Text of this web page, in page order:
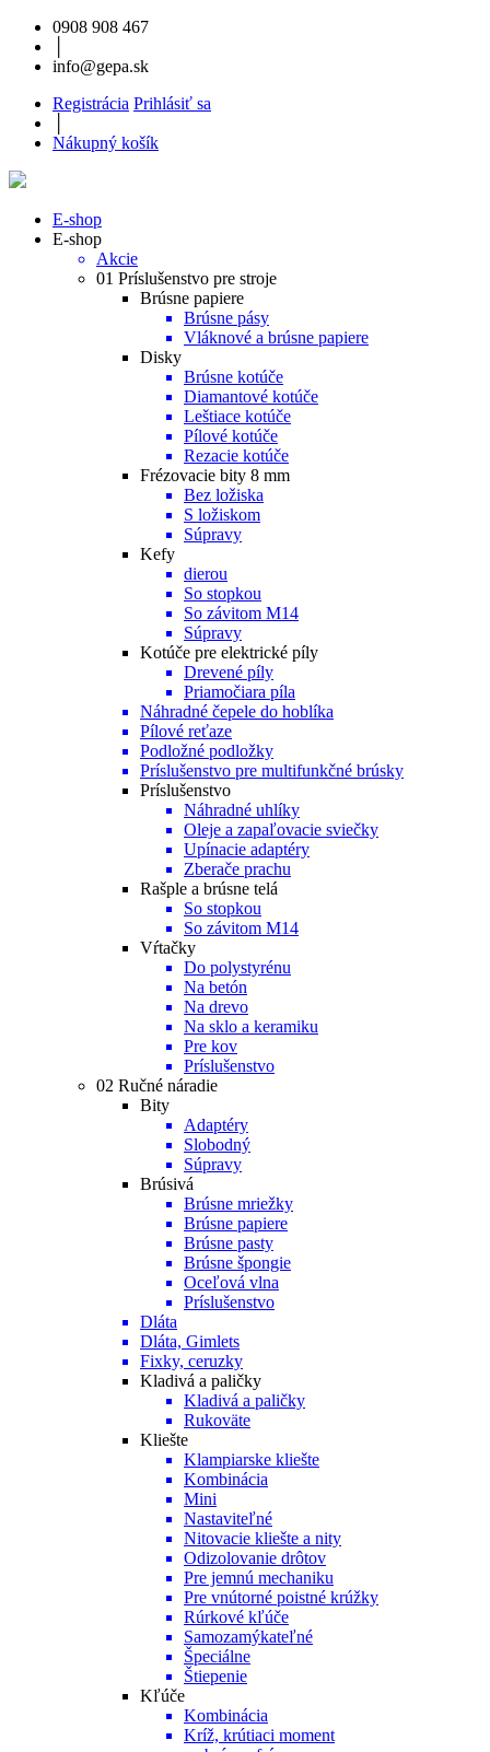
0908 908 467
info@gepa.sk
Registrácia Prihlásiť sa
Nákupný košík
E-shop
E-shop
Akcie
01 Príslušenstvo pre stroje
Brúsne papiere
Brúsne pásy
Vláknové a brúsne papiere
Disky
Brúsne kotúče
Diamantové kotúče
Leštiace kotúče
Pílové kotúče
Rezacie kotúče
Frézovacie bity 8 mm
Bez ložiska
S ložiskom
Súpravy
Kefy
dierou
So stopkou
So závitom M14
Súpravy
Kotúče pre elektrické píly
Drevené píly
Priamočiara píla
Náhradné čepele do hoblíka
Pílové reťaze
Podložné podložky
Príslušenstvo pre multifunkčné brúsky
Príslušenstvo
Náhradné uhlíky
Oleje a zapaľovacie sviečky
Upínacie adaptéry
Zberače prachu
Rašple a brúsne telá
So stopkou
So závitom M14
Vŕtačky
Do polystyrénu
Na betón
Na drevo
Na sklo a keramiku
Pre kov
Príslušenstvo
02 Ručné náradie
Bity
Adaptéry
Slobodný
Súpravy
Brúsivá
Brúsne mriežky
Brúsne papiere
Brúsne pasty
Brúsne špongie
Oceľová vlna
Príslušenstvo
Dláta
Dláta, Gimlets
Fixky, ceruzky
Kladivá a paličky
Kladivá a paličky
Rukoväte
Kliešte
Klampiarske kliešte
Kombinácia
Mini
Nastaviteľné
Nitovacie kliešte a nity
Odizolovanie drôtov
Pre jemnú mechaniku
Pre vnútorné poistné krúžky
Rúrkové kľúče
Samozamýkateľné
Špeciálne
Štiepenie
Kľúče
Kombinácia
Kríž, krútiaci moment